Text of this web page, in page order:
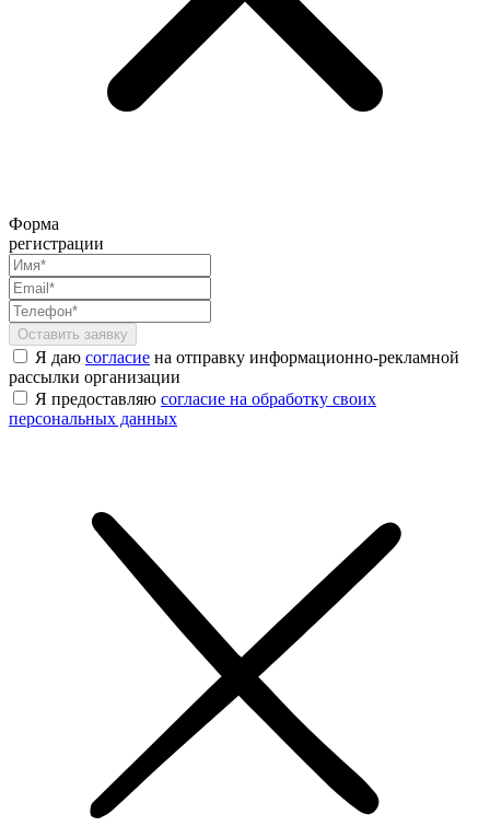
Форма
регистрации
Я даю согласие на отправку информационно-рекламной
рассылки организации
Я предоставляю согласие на обработку своих
персональных данных